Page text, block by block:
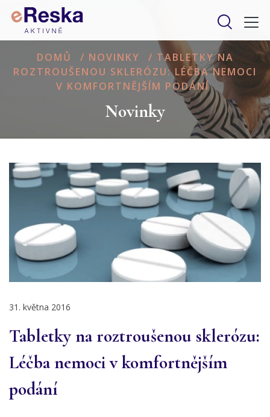
DOMŮ / NOVINKY / TABLETKY NA
ROZTROUŠENOU SKLERÓZU: LÉČBA NEMOCI
V KOMFORTNĚJŠÍM PODÁNÍ
Novinky
31. května 2016
Tabletky na roztroušenou sklerózu:
Léčba nemoci v komfortnějším
podání